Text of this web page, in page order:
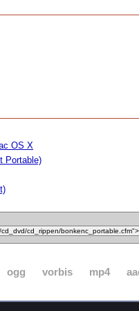
OS X
Portable)
ogg vorbis mp4